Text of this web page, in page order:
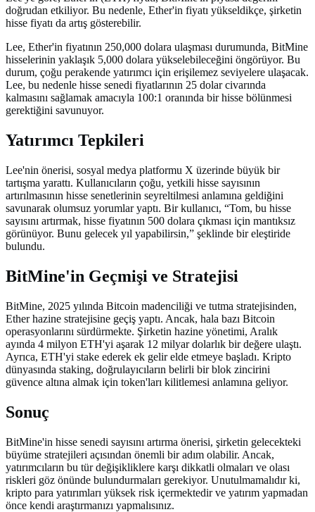
doğrudan etkiliyor. Bu nedenle, Ether'in fiyatı yükseldikçe, şirketin
hisse fiyatı da artış gösterebilir.
Lee, Ether'in fiyatının 250,000 dolara ulaşması durumunda, BitMine
hisselerinin yaklaşık 5,000 dolara yükselebileceğini öngörüyor. Bu
durum, çoğu perakende yatırımcı için erişilemez seviyelere ulaşacak.
Lee, bu nedenle hisse senedi fiyatlarının 25 dolar civarında
kalmasını sağlamak amacıyla 100:1 oranında bir hisse bölünmesi
gerektiğini savunuyor.
Yatırımcı Tepkileri
Lee'nin önerisi, sosyal medya platformu X üzerinde büyük bir
tartışma yarattı. Kullanıcıların çoğu, yetkili hisse sayısının
artırılmasının hisse senetlerinin seyreltilmesi anlamına geldiğini
savunarak olumsuz yorumlar yaptı. Bir kullanıcı, “Tom, bu hisse
sayısını artırmak, hisse fiyatının 500 dolara çıkması için mantıksız
görünüyor. Bunu gelecek yıl yapabilirsin,” şeklinde bir eleştiride
bulundu.
BitMine'in Geçmişi ve Stratejisi
BitMine, 2025 yılında Bitcoin madenciliği ve tutma stratejisinden,
Ether hazine stratejisine geçiş yaptı. Ancak, hala bazı Bitcoin
operasyonlarını sürdürmekte. Şirketin hazine yönetimi, Aralık
ayında 4 milyon ETH'yi aşarak 12 milyar dolarlık bir değere ulaştı.
Ayrıca, ETH'yi stake ederek ek gelir elde etmeye başladı. Kripto
dünyasında staking, doğrulayıcıların belirli bir blok zincirini
güvence altına almak için token'ları kilitlemesi anlamına geliyor.
Sonuç
BitMine'in hisse senedi sayısını artırma önerisi, şirketin gelecekteki
büyüme stratejileri açısından önemli bir adım olabilir. Ancak,
yatırımcıların bu tür değişikliklere karşı dikkatli olmaları ve olası
riskleri göz önünde bulundurmaları gerekiyor. Unutulmamalıdır ki,
kripto para yatırımları yüksek risk içermektedir ve yatırım yapmadan
önce kendi araştırmanızı yapmalısınız.